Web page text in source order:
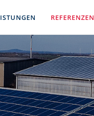
REFERENZEN